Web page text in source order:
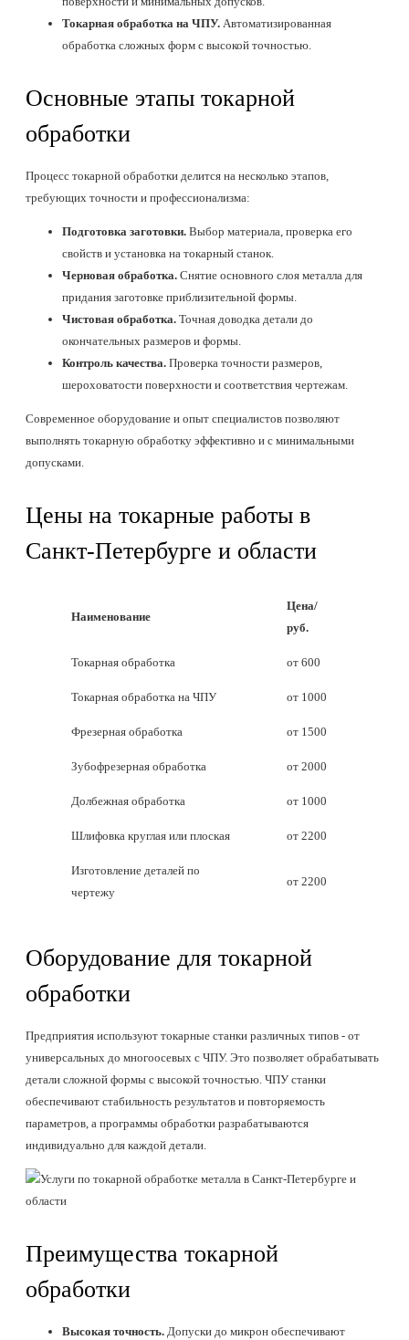
Токарная обработка на ЧПУ. Автоматизированная
обработка сложных форм с высокой точностью.
Основные этапы токарной
обработки
Процесс токарной обработки делится на несколько этапов,
требующих точности и профессионализма:
Подготовка заготовки. Выбор материала, проверка его
свойств и установка на токарный станок.
Черновая обработка. Снятие основного слоя металла для
придания заготовке приблизительной формы.
Чистовая обработка. Точная доводка детали до
окончательных размеров и формы.
Контроль качества. Проверка точности размеров,
шероховатости поверхности и соответствия чертежам.
Современное оборудование и опыт специалистов позволяют
выполнять токарную обработку эффективно и с минимальными
допусками.
Цены на токарные работы в
Санкт-Петербурге и области
Наименование
Цена/
руб.
Токарная обработка от 600
Токарная обработка на ЧПУ от 1000
Фрезерная обработка от 1500
Зубофрезерная обработка от 2000
Долбежная обработка от 1000
Шлифовка круглая или плоская от 2200
Изготовление деталей по
чертежу
от 2200
Оборудование для токарной
обработки
Предприятия используют токарные станки различных типов - от
универсальных до многоосевых с ЧПУ. Это позволяет обрабатывать
детали сложной формы с высокой точностью. ЧПУ станки
обеспечивают стабильность результатов и повторяемость
параметров, а программы обработки разрабатываются
индивидуально для каждой детали.
Преимущества токарной
обработки
Высокая точность. Допуски до микрон обеспечивают